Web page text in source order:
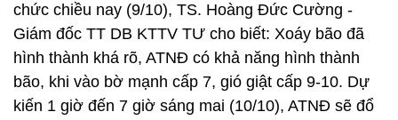
chức chiều nay (9/10), TS. Hoàng Đức Cường -
Giám đốc TT DB KTTV TƯ cho biết: Xoáy bão đã
hình thành khá rõ, ATNĐ có khả năng hình thành
bão, khi vào bờ mạnh cấp 7, gió giật cấp 9-10. Dự
kiến 1 giờ đến 7 giờ sáng mai (10/10), ATNĐ sẽ đổ